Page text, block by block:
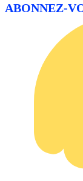
ABONNEZ-